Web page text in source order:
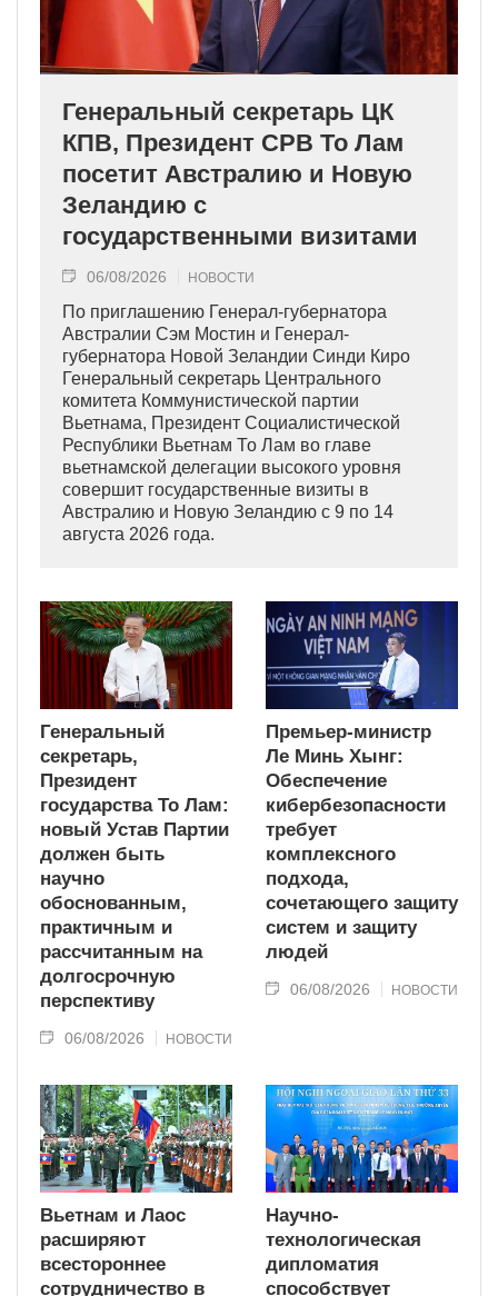
Генеральный секретарь ЦК
КПВ, Президент СРВ То Лам
посетит Австралию и Новую
Зеландию с
государственными визитами
06/08/2026 НОВОСТИ
По приглашению Генерал-губернатора
Австралии Сэм Мостин и Генерал-
губернатора Новой Зеландии Синди Киро
Генеральный секретарь Центрального
комитета Коммунистической партии
Вьетнама, Президент Социалистической
Республики Вьетнам То Лам во главе
вьетнамской делегации высокого уровня
совершит государственные визиты в
Австралию и Новую Зеландию с 9 по 14
августа 2026 года.
Генеральный
секретарь,
Президент
государства То Лам:
новый Устав Партии
должен быть
научно
обоснованным,
практичным и
рассчитанным на
долгосрочную
перспективу
06/08/2026 НОВОСТИ
Премьер-министр
Ле Минь Хынг:
Обеспечение
кибербезопасности
требует
комплексного
подхода,
сочетающего защиту
систем и защиту
людей
06/08/2026 НОВОСТИ
Вьетнам и Лаос
расширяют
всестороннее
сотрудничество в
Научно-
технологическая
дипломатия
способствует